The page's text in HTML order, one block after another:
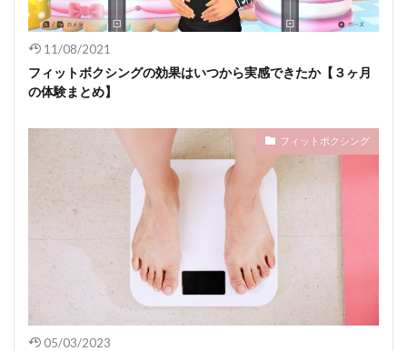
11/08/2021
フィットボクシングの効果はいつから実感できたか【３ヶ月
の体験まとめ】
フィットボクシング
05/03/2023